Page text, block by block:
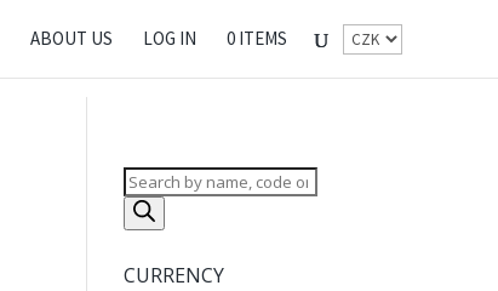
ABOUT US LOG IN 0 ITEMS
Products
search
CURRENCY